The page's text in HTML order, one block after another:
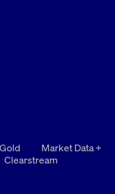
Market Data +
Clearstream